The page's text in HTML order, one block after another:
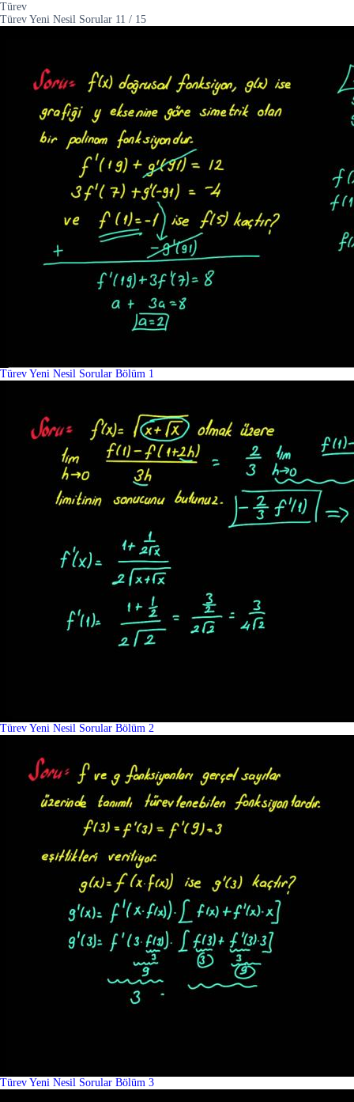
Türev
Türev Yeni Nesil Sorular 11 / 15
Türev Yeni Nesil Sorular Bölüm 1
Türev Yeni Nesil Sorular Bölüm 2
Türev Yeni Nesil Sorular Bölüm 3